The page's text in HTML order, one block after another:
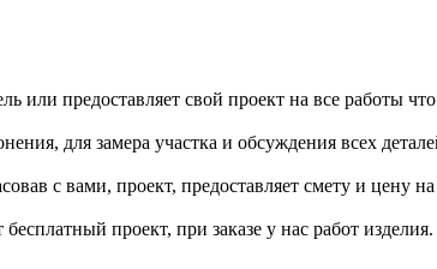
или предоставляет свой проект на все работы что
для замера участка и обсуждения всех
с вами, проект, предоставляет смету и цену
проект, при заказе у нас работ изделия.